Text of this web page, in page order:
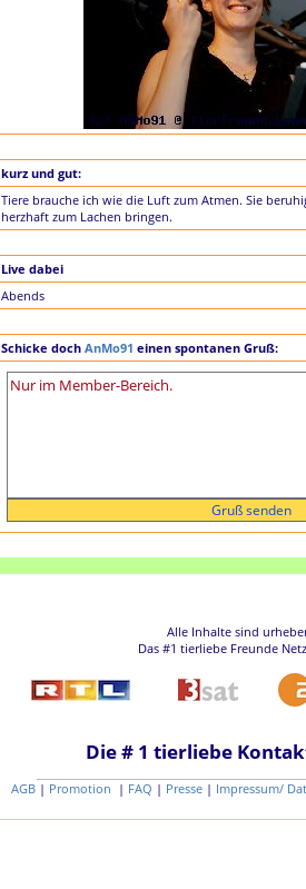
kurz und gut:
Tiere brauche ich wie die Luft zum Atmen. Sie
herzhaft zum Lachen bringen.
Live dabei
Abends
Schicke doch AnMo91 einen spontanen Gruß:
Alle Inhalte sind
Das #1 tierliebe Freunde
Die # 1 tierliebe
AGB | Promotion | FAQ | Presse | Impressum/